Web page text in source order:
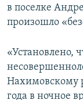
в поселке
произошло
«Установлено,
Нахимовскому
года в ночное